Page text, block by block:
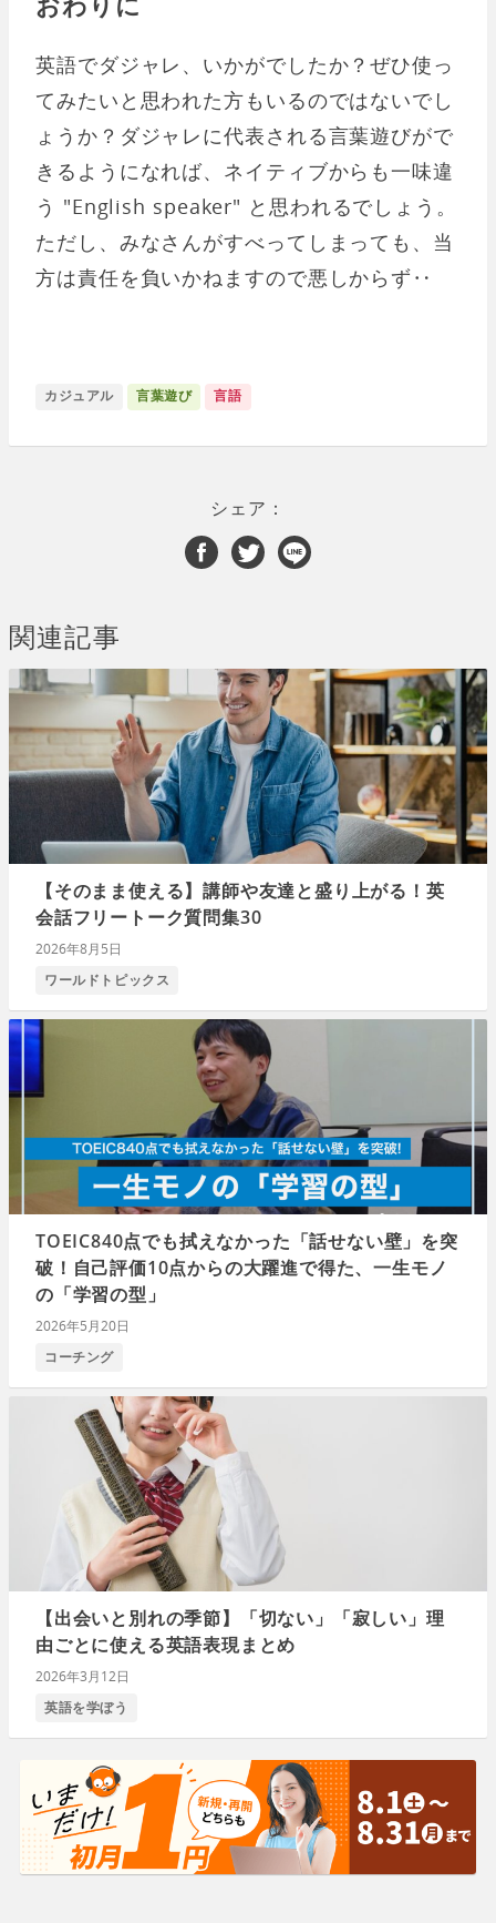
英語でダジャレ、いかがでしたか？ぜひ使っ
てみたいと思われた方もいるのではないでし
ょうか？ダジャレに代表される言葉遊びがで
きるようになれば、ネイティブからも一味違
う "English speaker" と思われるでしょう。
ただし、みなさんがすべってしまっても、当
方は責任を負いかねますので悪しからず‥
カジュアル 言葉遊び 言語
シェア：
関連記事
【そのまま使える】講師や友達と盛り上がる！英
会話フリートーク質問集30
2026年8月5日
ワールドトピックス
TOEIC840点でも拭えなかった「話せない壁」を突
破！自己評価10点からの大躍進で得た、一生モノ
の「学習の型」
2026年5月20日
コーチング
【出会いと別れの季節】「切ない」「寂しい」理
由ごとに使える英語表現まとめ
2026年3月12日
英語を学ぼう